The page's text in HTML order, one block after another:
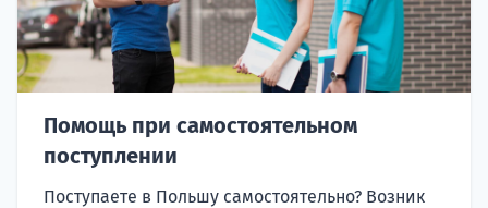
Помощь при самостоятельном
поступлении
Поступаете в Польшу самостоятельно? Возник